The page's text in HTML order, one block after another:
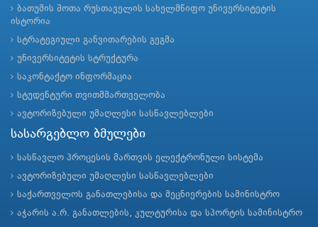
ბათუმის შოთა რუსთაველის სახელმწიფო უნივერსიტეტის
ისტორია
სტრატეგიული განვითარების გეგმა
უნივერსიტეტის სტრუქტურა
საკონტაქტო ინფორმაცია
სტუდენტური თვითმმართველობა
ავტორიზებული უმაღლესი სასწავლებლები
სასარგებლო ბმულები
სასწავლო პროცესის მართვის ელექტრონული სისტემა
ავტორიზებული უმაღლესი სასწავლებლები
საქართველოს განათლებისა და მეცნიერების სამინისტრო
აჭარის ა.რ. განათლების, კულტურისა და სპორტის სამინისტრო